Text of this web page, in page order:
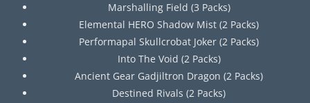
Marshalling Field (3 Packs)
Elemental HERO Shadow Mist (2 Packs)
Performapal Skullcrobat Joker (2 Packs)
Into The Void (2 Packs)
Ancient Gear Gadjiltron Dragon (2 Packs)
Destined Rivals (2 Packs)